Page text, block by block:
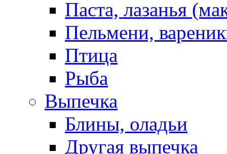
Паста, лазанья
Пельмени,
Птица
Рыба
Выпечка
Блины, оладьи
Другая выпечка